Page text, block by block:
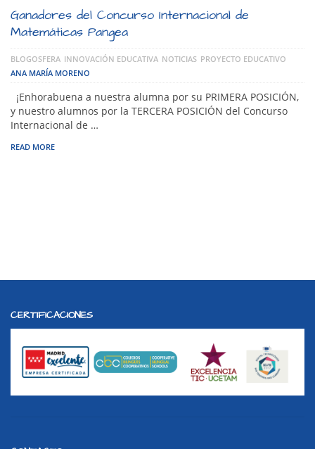
Ganadores del Concurso Internacional de
Matemáticas Pangea
BLOGOSFERA INNOVACIÓN EDUCATIVA NOTICIAS PROYECTO EDUCATIVO
ANA MARÍA MORENO
¡Enhorabuena a nuestra alumna por su PRIMERA POSICIÓN,
y nuestro alumnos por la TERCERA POSICIÓN del Concurso
Internacional de …
READ MORE
CERTIFICACIONES